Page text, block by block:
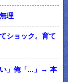
理
ショック。育て
」俺「...」→ 本